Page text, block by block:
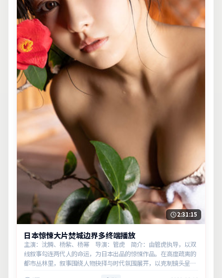
2:31:15
日本惊悚大片焚城边界多终端播放
主演：沈腾、杨紫、杨幂 导演：管虎 简介：由管虎执导，以双
线叙事勾连两代人的命运，为日本出品的惊悚作品。在高度疏离的
都市丛林里，叙事围绕人物抉择与时代氛围展开，以克制镜头呈现